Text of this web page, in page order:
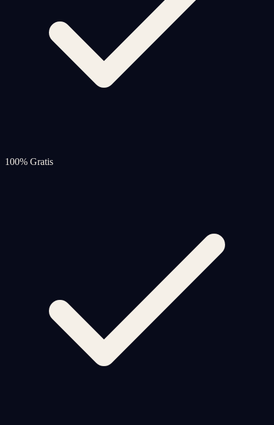
100% Gratis